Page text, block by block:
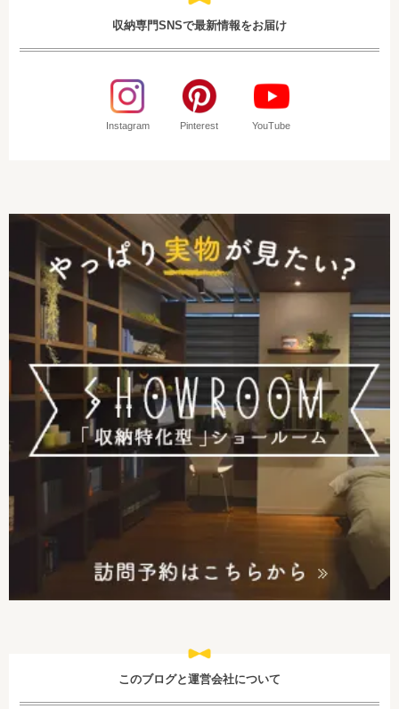
収納専門SNSで最新情報をお届け
Instagram Pinterest YouTube
このブログと運営会社について